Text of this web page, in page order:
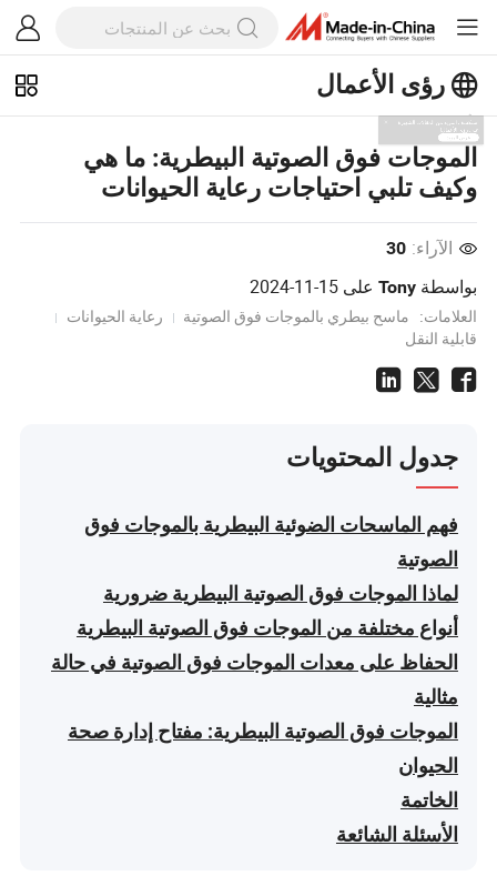
رؤى الأعمال
استكشف المزيد من المقالات الشهيرة
على رؤى الأعمال!
عرض المزيد
الموجات فوق الصوتية البيطرية: ما هي
وكيف تلبي احتياجات رعاية الحيوانات
الآراء: 30
بواسطةTony على2024-11-15
العلامات: ماسح بيطري بالموجات فوق الصوتية
رعاية الحيوانات
قابلية النقل
جدول المحتويات
فهم الماسحات الضوئية البيطرية بالموجات فوق
الصوتية
لماذا الموجات فوق الصوتية البيطرية ضرورية
أنواع مختلفة من الموجات فوق الصوتية البيطرية
الحفاظ على معدات الموجات فوق الصوتية في حالة
مثالية
الموجات فوق الصوتية البيطرية: مفتاح إدارة صحة
الحيوان
الخاتمة
الأسئلة الشائعة